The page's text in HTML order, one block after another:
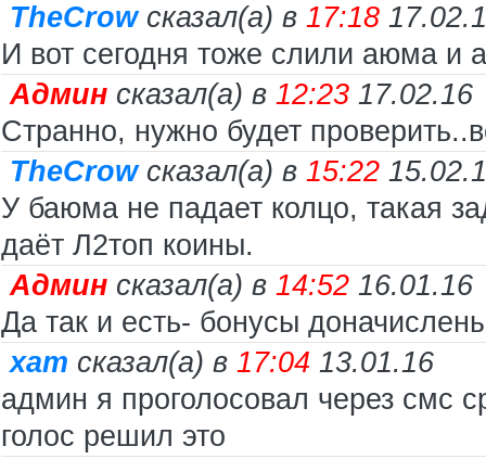
TheCrow сказал(а) в 17:18
И вот сегодня тоже слили аюма и
Админ сказал(а) в 12:23 17.02.16
Странно, нужно будет
TheCrow сказал(а) в 15:22
У баюма не падает колцо, такая
даёт Л2топ коины.
Админ сказал(а) в 14:52 16.01.16
Да так и есть- бонусы
xam сказал(а) в 17:04 13.01.16
админ я проголосовал через смс
голос решил это